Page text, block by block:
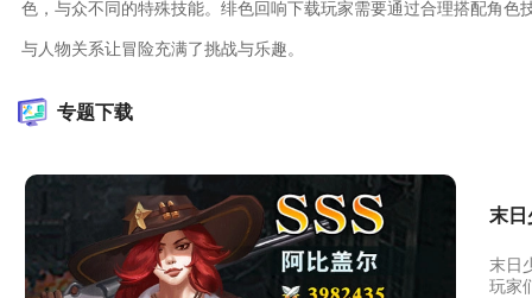
色，与众不同的特殊技能。绯色回响下载玩家需要通过合理搭配角
与人物关系让冒险充满了挑战与乐趣。
专题下载
末日
末日
玩家